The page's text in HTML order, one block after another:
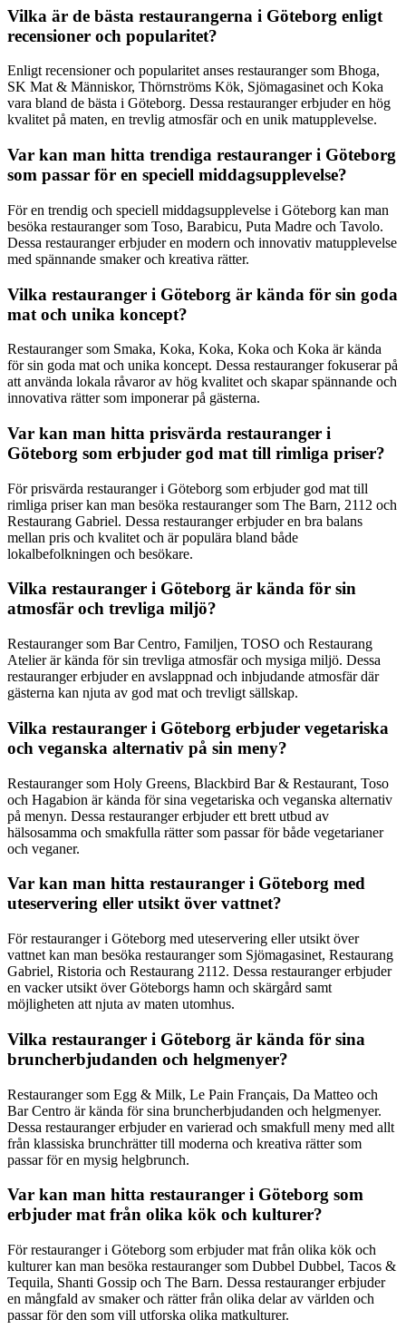
Vilka är de bästa restaurangerna i Göteborg enligt
recensioner och popularitet?
Enligt recensioner och popularitet anses restauranger som Bhoga,
SK Mat & Människor, Thörnströms Kök, Sjömagasinet och Koka
vara bland de bästa i Göteborg. Dessa restauranger erbjuder en hög
kvalitet på maten, en trevlig atmosfär och en unik matupplevelse.
Var kan man hitta trendiga restauranger i Göteborg
som passar för en speciell middagsupplevelse?
För en trendig och speciell middagsupplevelse i Göteborg kan man
besöka restauranger som Toso, Barabicu, Puta Madre och Tavolo.
Dessa restauranger erbjuder en modern och innovativ matupplevelse
med spännande smaker och kreativa rätter.
Vilka restauranger i Göteborg är kända för sin goda
mat och unika koncept?
Restauranger som Smaka, Koka, Koka, Koka och Koka är kända
för sin goda mat och unika koncept. Dessa restauranger fokuserar på
att använda lokala råvaror av hög kvalitet och skapar spännande och
innovativa rätter som imponerar på gästerna.
Var kan man hitta prisvärda restauranger i
Göteborg som erbjuder god mat till rimliga priser?
För prisvärda restauranger i Göteborg som erbjuder god mat till
rimliga priser kan man besöka restauranger som The Barn, 2112 och
Restaurang Gabriel. Dessa restauranger erbjuder en bra balans
mellan pris och kvalitet och är populära bland både
lokalbefolkningen och besökare.
Vilka restauranger i Göteborg är kända för sin
atmosfär och trevliga miljö?
Restauranger som Bar Centro, Familjen, TOSO och Restaurang
Atelier är kända för sin trevliga atmosfär och mysiga miljö. Dessa
restauranger erbjuder en avslappnad och inbjudande atmosfär där
gästerna kan njuta av god mat och trevligt sällskap.
Vilka restauranger i Göteborg erbjuder vegetariska
och veganska alternativ på sin meny?
Restauranger som Holy Greens, Blackbird Bar & Restaurant, Toso
och Hagabion är kända för sina vegetariska och veganska alternativ
på menyn. Dessa restauranger erbjuder ett brett utbud av
hälsosamma och smakfulla rätter som passar för både vegetarianer
och veganer.
Var kan man hitta restauranger i Göteborg med
uteservering eller utsikt över vattnet?
För restauranger i Göteborg med uteservering eller utsikt över
vattnet kan man besöka restauranger som Sjömagasinet, Restaurang
Gabriel, Ristoria och Restaurang 2112. Dessa restauranger erbjuder
en vacker utsikt över Göteborgs hamn och skärgård samt
möjligheten att njuta av maten utomhus.
Vilka restauranger i Göteborg är kända för sina
bruncherbjudanden och helgmenyer?
Restauranger som Egg & Milk, Le Pain Français, Da Matteo och
Bar Centro är kända för sina bruncherbjudanden och helgmenyer.
Dessa restauranger erbjuder en varierad och smakfull meny med allt
från klassiska brunchrätter till moderna och kreativa rätter som
passar för en mysig helgbrunch.
Var kan man hitta restauranger i Göteborg som
erbjuder mat från olika kök och kulturer?
För restauranger i Göteborg som erbjuder mat från olika kök och
kulturer kan man besöka restauranger som Dubbel Dubbel, Tacos &
Tequila, Shanti Gossip och The Barn. Dessa restauranger erbjuder
en mångfald av smaker och rätter från olika delar av världen och
passar för den som vill utforska olika matkulturer.